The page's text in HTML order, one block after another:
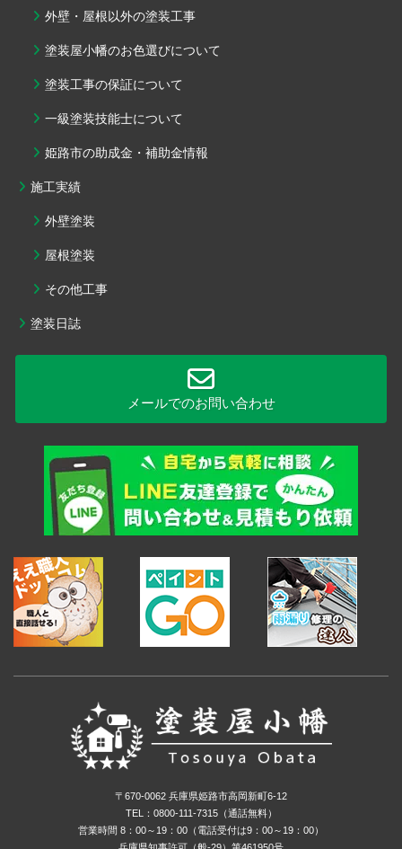
外壁・屋根以外の塗装工事
塗装屋小幡のお色選びについて
塗装工事の保証について
一級塗装技能士について
姫路市の助成金・補助金情報
施工実績
外壁塗装
屋根塗装
その他工事
塗装日誌
メールでのお問い合わせ
〒670-0062 兵庫県姫路市高岡新町6-12
TEL：0800-111-7315（通話無料）
営業時間 8：00～19：00（電話受付は9：00～19：00）